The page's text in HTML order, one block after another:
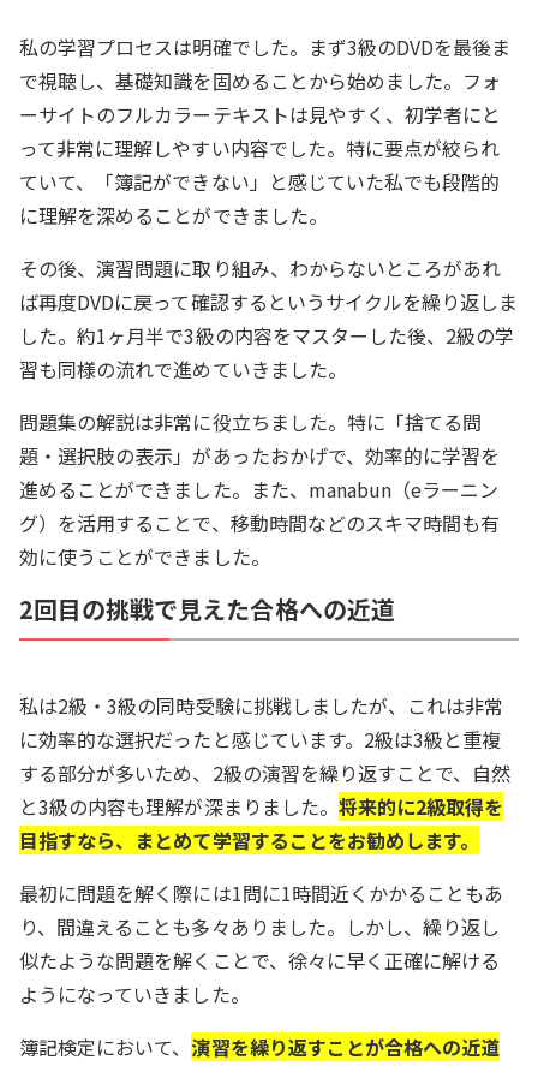
私の学習プロセスは明確でした。まず3級のDVDを最後ま
で視聴し、基礎知識を固めることから始めました。フォ
ーサイトのフルカラーテキストは見やすく、初学者にと
って非常に理解しやすい内容でした。特に要点が絞られ
ていて、「簿記ができない」と感じていた私でも段階的
に理解を深めることができました。
その後、演習問題に取り組み、わからないところがあれ
ば再度DVDに戻って確認するというサイクルを繰り返しま
した。約1ヶ月半で3級の内容をマスターした後、2級の学
習も同様の流れで進めていきました。
問題集の解説は非常に役立ちました。特に「捨てる問
題・選択肢の表示」があったおかげで、効率的に学習を
進めることができました。また、manabun（eラーニン
グ）を活用することで、移動時間などのスキマ時間も有
効に使うことができました。
2回目の挑戦で見えた合格への近道
私は2級・3級の同時受験に挑戦しましたが、これは非常
に効率的な選択だったと感じています。2級は3級と重複
する部分が多いため、2級の演習を繰り返すことで、自然
と3級の内容も理解が深まりました。 将来的に2級取得を
目指すなら、まとめて学習することをお勧めします。
最初に問題を解く際には1問に1時間近くかかることもあ
り、間違えることも多々ありました。しかし、繰り返し
似たような問題を解くことで、徐々に早く正確に解ける
ようになっていきました。
簿記検定において、演習を繰り返すことが合格への近道